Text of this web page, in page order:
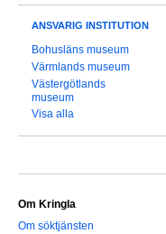
ANSVARIG INSTITUTION
Bohusläns museum
Värmlands museum
Västergötlands
museum
Visa alla
Om Kringla
Om söktjänsten